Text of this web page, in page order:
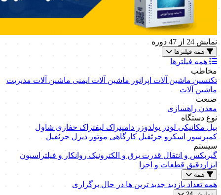
نمایش24 از 47 دوره
همه فیلترها
همه فیلترها
مخاطب
تکنسین ماشین آلات اپراتور ماشین آلات ایمنی ماشین آلات مدیریت
ماشین آلات
صنعت
معدن راهسازی
نوع دستگاه
بیل مکانیکی لودر بولدوزردامپتراک لیفتراک حفاری شاول
کمپرسور اسکرو جرثقیل کارگاهی موتور دیزل جرثقیل
سیستم
گیربکس و انتقال قدرت برق و الکترونیک روانکار و فیلتراسیون
ابزاردقیق قطعات و اجزا
همه
همه تعداد بازدید جدید ترین هادر حال برگزاری